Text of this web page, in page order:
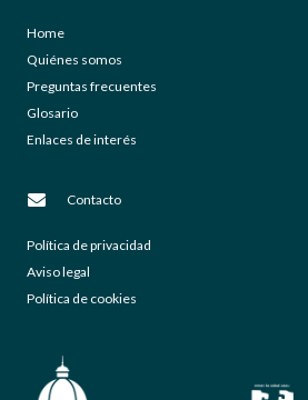
Home
Quiénes somos
Preguntas frecuentes
Glosario
Enlaces de interés
Contacto
Política de privacidad
Aviso legal
Política de cookies